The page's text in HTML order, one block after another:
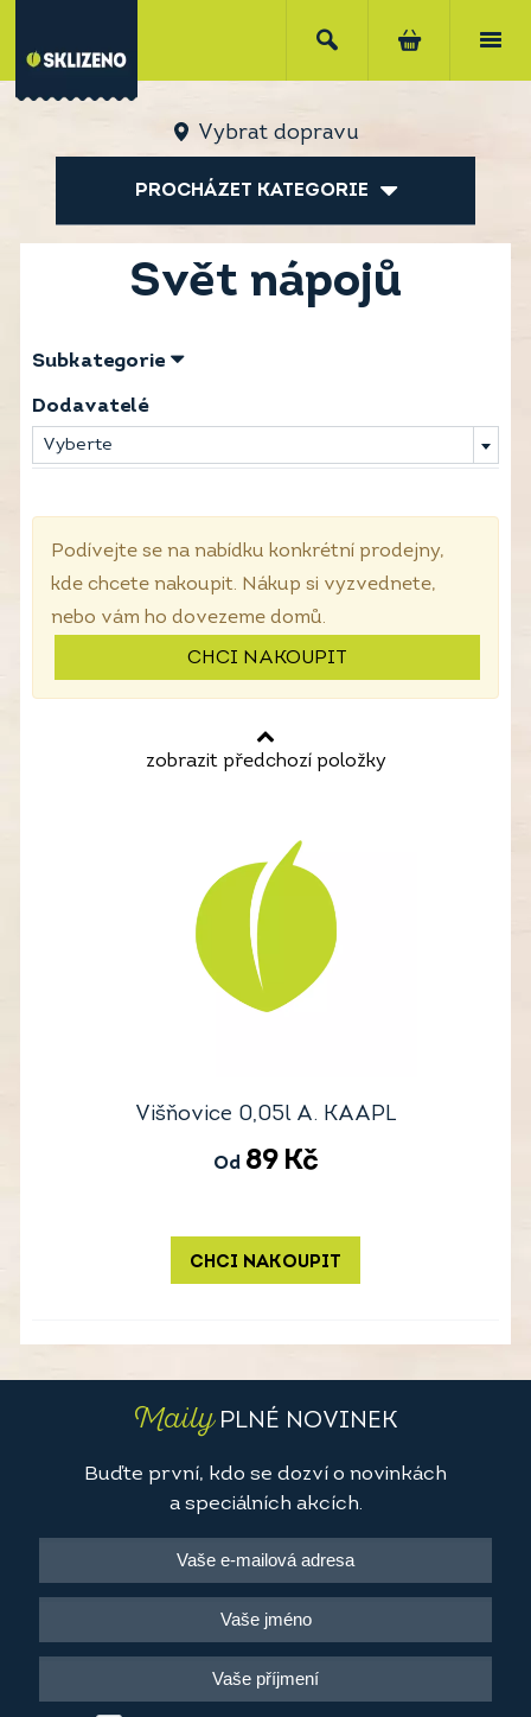
Vybrat dopravu
PROCHÁZET KATEGORIE
Svět nápojů
Subkategorie
Dodavatelé
Vyberte
Podívejte se na nabídku konkrétní prodejny,
kde chcete nakoupit. Nákup si vyzvednete,
nebo vám ho dovezeme domů.
CHCI NAKOUPIT
zobrazit předchozí položky
Višňovice 0,05l A. KAAPL
Od 89 Kč
CHCI NAKOUPIT
MailyPLNÉ NOVINEK
Buďte první, kdo se dozví o novinkách
a speciálních akcích.